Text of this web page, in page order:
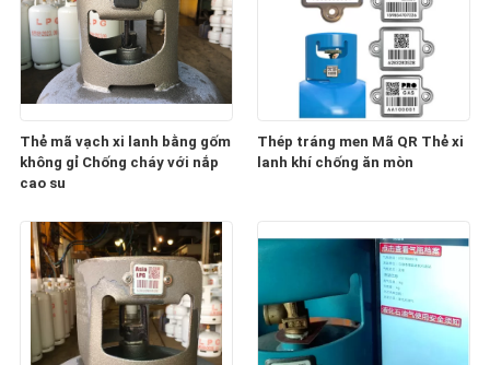
Thẻ mã vạch xi lanh bằng gốm
không gỉ Chống cháy với nắp
cao su
Thép tráng men Mã QR Thẻ xi
lanh khí chống ăn mòn